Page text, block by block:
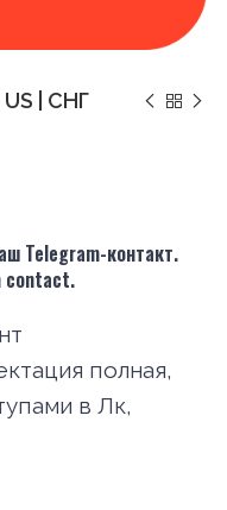
| СНГ
Telegram-контакт.
contact.
полная,
в Лк,